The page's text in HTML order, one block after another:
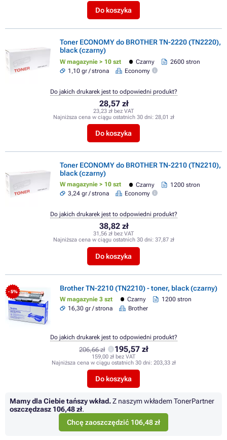
Do koszyka
Toner ECONOMY do BROTHER TN-2220 (TN2220),
black (czarny)
W magazynie > 10 szt Czarny
2600 stron
1,10 gr / strona
Economy
28,57 zł
23,23 zł bez VAT
Najniższa cena w ciągu ostatnich 30 dni: 28,01 zł
Do koszyka
Do jakich drukarek jest to odpowiedni produkt?
Toner ECONOMY do BROTHER TN-2210 (TN2210),
black (czarny)
W magazynie > 10 szt Czarny
1200 stron
3,24 gr / strona
Economy
38,82 zł
31,56 zł bez VAT
Najniższa cena w ciągu ostatnich 30 dni: 37,87 zł
Do koszyka
Do jakich drukarek jest to odpowiedni produkt?
- 5% Brother TN-2210 (TN2210) - toner, black (czarny)
W magazynie 3 szt Czarny
1200 stron
16,30 gr / strona
Brother
206,66 zł 195,57 zł
159,00 zł bez VAT
Najniższa cena w ciągu ostatnich 30 dni: 203,33 zł
Do koszyka
Do jakich drukarek jest to odpowiedni produkt?
Mamy dla Ciebie tańszy wkład.Z naszym wkładem TonerPartner
oszczędzasz 106,48 zł.
Chcę zaoszczędzić 106,48 zł